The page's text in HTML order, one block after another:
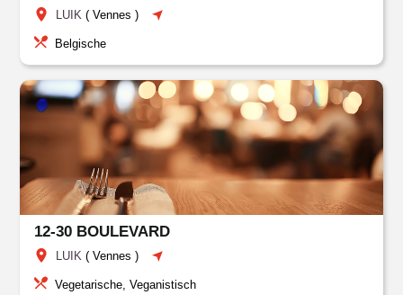
LUIK (Vennes )
Belgische
12-30 BOULEVARD
LUIK (Vennes )
Vegetarische, Veganistisch